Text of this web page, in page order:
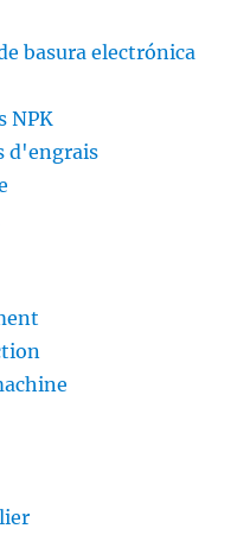
basura electrónica
NPK
d'engrais